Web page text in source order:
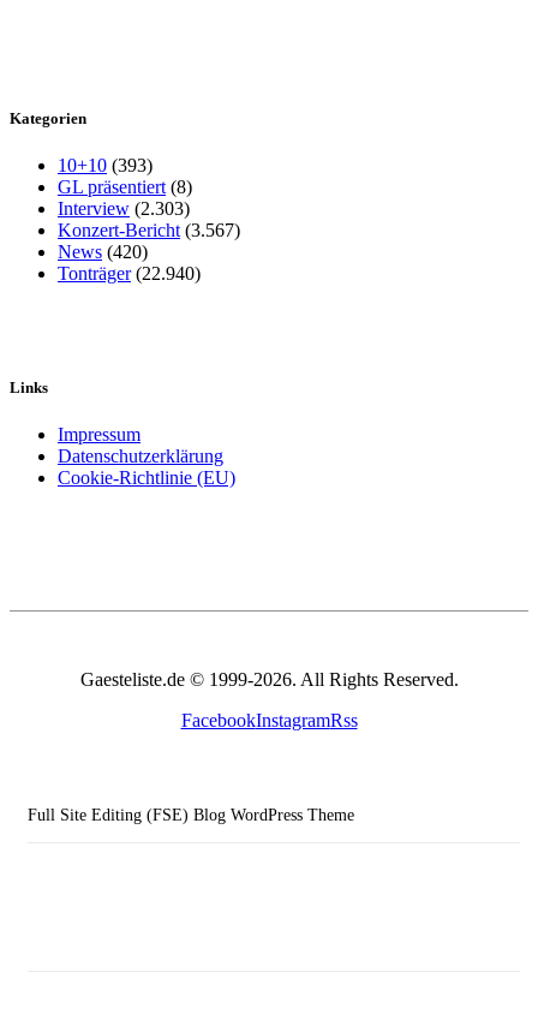
Kategorien
10+10 (393)
GL präsentiert (8)
Interview (2.303)
Konzert-Bericht (3.567)
News (420)
Tonträger(22.940)
Links
Impressum
Datenschutzerklärung
Cookie-Richtlinie (EU)
Gaesteliste.de © 1999-2026. All Rights Reserved.
FacebookInstagramRss
Full Site Editing (FSE) Blog WordPress Theme